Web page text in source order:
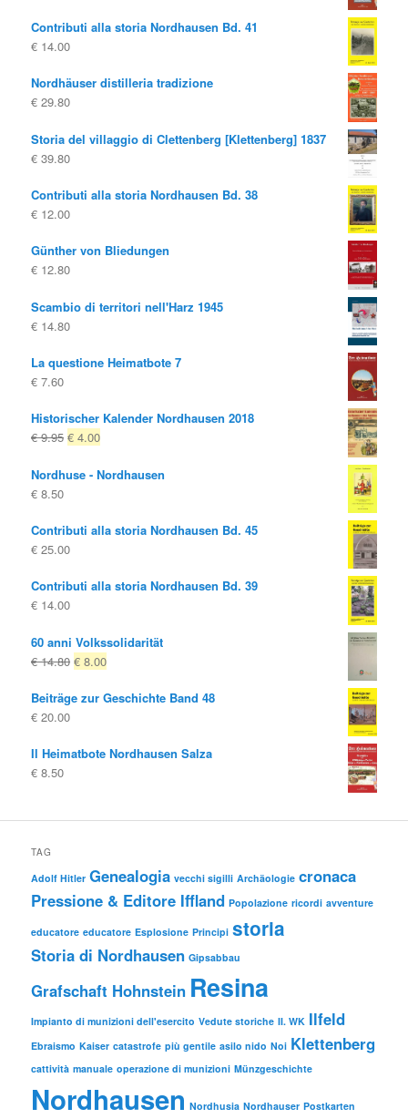
Contributi alla storia Nordhausen Bd. 41
€ 14.00
Nordhäuser distilleria tradizione
€ 29.80
Storia del villaggio di Clettenberg [Klettenberg] 1837
€ 39.80
Contributi alla storia Nordhausen Bd. 38
€ 12.00
Günther von Bliedungen
€ 12.80
Scambio di territori nell'Harz 1945
€ 14.80
La questione Heimatbote 7
€ 7.60
Historischer Kalender Nordhausen 2018
€9.95 Il
originale
€ 4.00Il
attuale
Nordhuse - Nordhausen
€ 8.50
Contributi alla storia Nordhausen Bd. 45
€ 25.00
Contributi alla storia Nordhausen Bd. 39
€ 14.00
60 anni Volkssolidarität
€14.80 Il
originale
€ 8.00Il
attuale
Beiträge zur Geschichte Band 48
€ 20.00
Il Heimatbote Nordhausen Salza
€ 8.50
TAG
Adolf Hitler Genealogia vecchi sigilli Archäologie cronaca
Pressione & Editore Iffland Popolazione ricordi avventure
educatore educatore Esplosione Principi storia
Storia di Nordhausen Gipsabbau
Grafschaft Hohnstein Resina
Impianto di munizioni dell'esercito Vedute storiche II. WK Ilfeld
Ebraismo Kaiser catastrofe più gentile asilo nido Noi Klettenberg
cattività manuale operazione di munizioni Münzgeschichte
Nordhausen Nordhusia Nordhauser Postkarten